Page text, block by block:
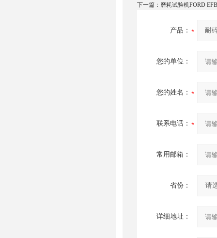
下一篇： 磨耗试验机FORD
产品：
您的单位：
您的姓名：
联系电话：
常用邮箱：
省份：
详细地址：